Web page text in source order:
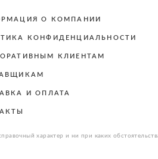
О КОМПАНИИ
КОНФИДЕНЦИАЛЬНОСТИ
КЛИЕНТАМ
И ОПЛАТА
характер и ни при каких